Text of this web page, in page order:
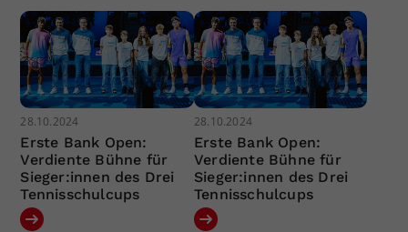
28.10.2024
Erste Bank Open:
Verdiente Bühne für
Sieger:innen des Drei
Tennisschulcups
28.10.2024
Erste Bank Open:
Verdiente Bühne für
Sieger:innen des Drei
Tennisschulcups